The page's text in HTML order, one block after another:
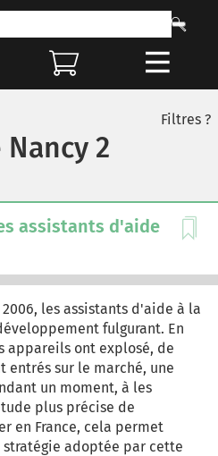
2
Filtres ?
assistants d'aide
les assistants d'aide à la
fulgurant. En
appareils ont explosé, de
entrés sur le marché, une
un moment, à les
plus précise de
en France, cela permet
adoptée par cette